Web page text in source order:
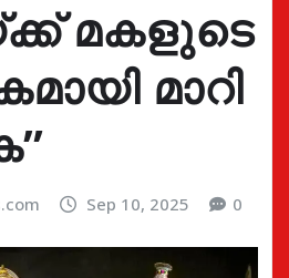
മകളുടെ
മാറി
Sep 10, 2025 0